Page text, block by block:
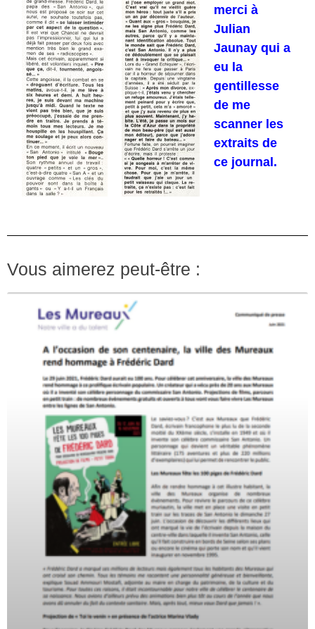
merci à
Julian
Jaunay qui a
eu la
gentillesse
de me
scanner les
extraits de
ce journal.
Vous aimerez peut-être :